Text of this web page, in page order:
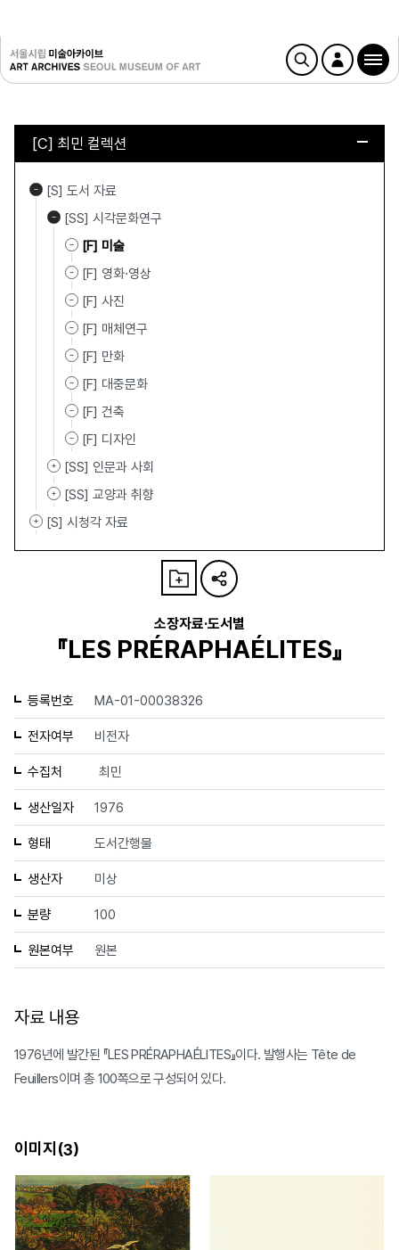
[C] 최민 컬렉션
[S] 도서 자료
[SS] 시각문화연구
[F] 미술
[F] 영화·영상
[F] 사진
[F] 매체연구
[F] 만화
[F] 대중문화
[F] 건축
[F] 디자인
[SS] 인문과 사회
[SS] 교양과 취향
[S] 시청각 자료
소장자료·도서별
『LES PRÉRAPHAÉLITES』
등록번호 MA-01-00038326
전자여부 비전자
수집처 최민
생산일자 1976
형태 도서간행물
생산자 미상
분량 100
원본여부 원본
자료 내용
1976년에 발간된 『LES PRÉRAPHAÉLITES』이다. 발행사는 Tête de
Feuillers이며 총 100쪽으로 구성되어 있다.
이미지(3)